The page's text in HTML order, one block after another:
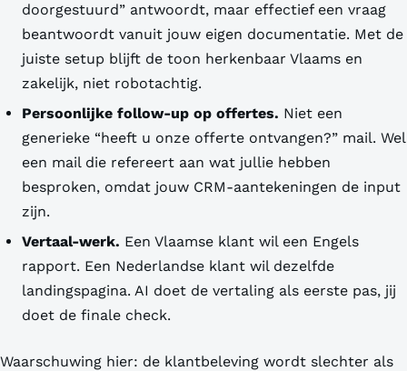
doorgestuurd” antwoordt, maar effectief een vraag
beantwoordt vanuit jouw eigen documentatie. Met de
juiste setup blijft de toon herkenbaar Vlaams en
zakelijk, niet robotachtig.
Persoonlijke follow-up op offertes. Niet een
generieke “heeft u onze offerte ontvangen?” mail. Wel
een mail die refereert aan wat jullie hebben
besproken, omdat jouw CRM-aantekeningen de input
zijn.
Vertaal-werk. Een Vlaamse klant wil een Engels
rapport. Een Nederlandse klant wil dezelfde
landingspagina. AI doet de vertaling als eerste pas, jij
doet de finale check.
Waarschuwing hier: de klantbeleving wordt slechter als